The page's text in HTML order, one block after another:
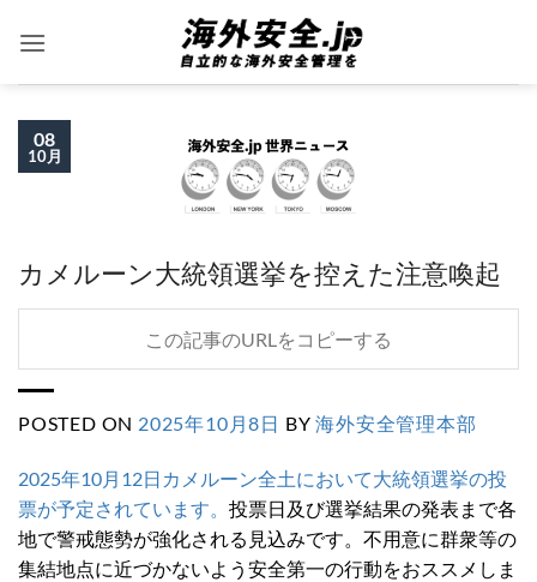
08
10月
カメルーン大統領選挙を控えた注意喚起
この記事のURLをコピーする
POSTED ON 2025年10月8日 BY海外安全管理本部
2025年10月12日カメルーン全土において大統領選挙の投
票が予定されています。 投票日及び選挙結果の発表まで各
地で警戒態勢が強化される見込みです。不用意に群衆等の
集結地点に近づかないよう安全第一の行動をおススメしま